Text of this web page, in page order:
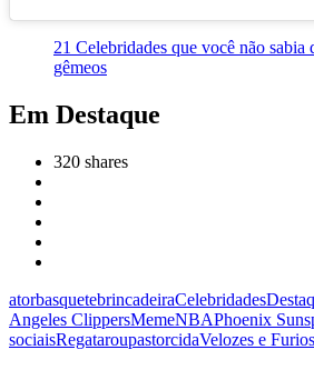
21 Celebridades que você não sabia
gêmeos
Em Destaque
320 shares
atorbasquetebrincadeiraCelebridades
Angeles ClippersMemeNBAPhoenix Suns
sociaisRegataroupastorcidaVelozes e